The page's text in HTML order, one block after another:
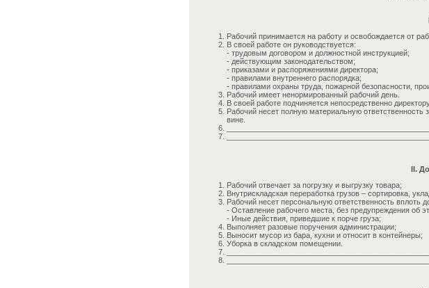
Рабочий принимается на работу и освобождается от
В своей работе он руководствуется:
- трудовым договором и должностной инструкцией;
- действующим законодательством;
- приказами и распоряжениями директора;
- правилами внутреннего распорядка;
- правилами охраны труда, пожарной безопасности,
Рабочий имеет ненормированный рабочий день.
В своей работе подчиняется непосредственно
Рабочий несет полную материальную ответственность
вине.
II.
Рабочий отвечает за погрузку и выгрузку товара;
Внутрискладская переработка грузов – сортировка,
Рабочий несет персональную ответственность
- Оставление рабочего места, без предупреждения об
- Иные действия, приведшие к порче груза;
Выполняет разовые поручения администрации;
Выносит мусор из бара, кухни и относит в контейнеры;
Уборка в складском помещении.